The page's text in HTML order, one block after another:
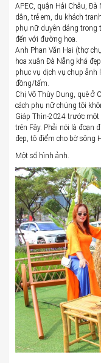
APEC, quận Hải Châu, Đà
dân, trẻ em, du khách
phụ nữ duyên dáng trong
đến với đường hoa.
Anh Phan Văn Hai (thợ
hoa xuân Đà Nẵng khá
phục vụ dịch vụ chụp ảnh
đồng/tấm.
Chị Võ Thùy Dung, quê ở
cách phụ nữ chúng tôi
Giáp Thìn-2024 trước một
trên Fây. Phải nói là đoạn
đẹp, tô điểm cho bờ sông
Một số hình ảnh.